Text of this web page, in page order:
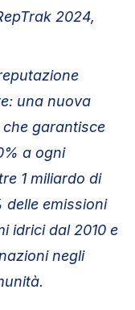
2024,
una nuova
garantisce
a ogni
1 miliardo di
delle emissioni
idrici dal 2010 e
negli